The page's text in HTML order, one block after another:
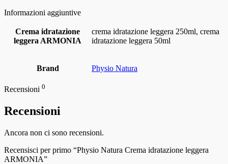
Informazioni aggiuntive
Crema idratazione
leggera ARMONIA
crema idratazione leggera 250ml, crema
idratazione leggera 50ml
Brand Physio Natura
Recensioni 0
Recensioni
Ancora non ci sono recensioni.
Recensisci per primo “Physio Natura Crema idratazione leggera
ARMONIA”